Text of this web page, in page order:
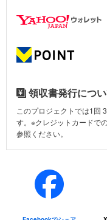
珠洲市の様子（2024年10月20
領収書発行につ
このプロジェクトでは1回
す。※クレジットカードで
参照ください。